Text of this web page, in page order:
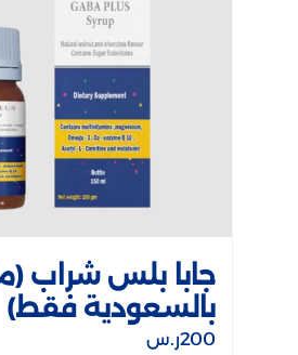
جابا بلس شراب
بالسعودية فقط)
200ر.س